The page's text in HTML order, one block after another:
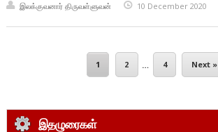
இலக்குவனார் திருவள்ளுவன் 10 December 2020
1 2 … 4 Next »
இதழுரைகள்